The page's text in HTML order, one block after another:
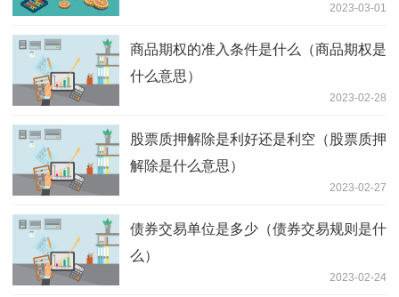
2023-03-01
商品期权的准入条件是什么（商品期权是
什么意思）
2023-02-28
股票质押解除是利好还是利空（股票质押
解除是什么意思）
2023-02-27
债券交易单位是多少（债券交易规则是什
么）
2023-02-24